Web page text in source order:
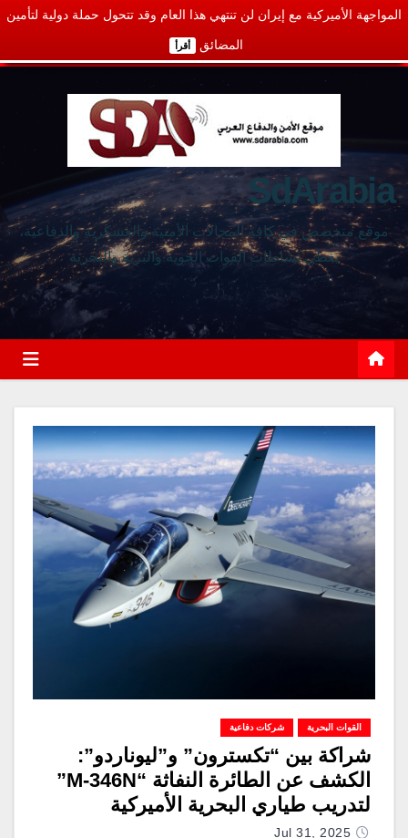
المواجهة الأميركية مع إيران لن تنتهي هذا العام وقد تتحول حملة دولية لتأمين
المضائق أقرأ
SdArabia
موقع متخصص في كافة المجالات الأمنية والعسكرية والدفاعية،
يغطي نشاطات القوات الجوية والبرية والبحرية
القوات البحرية شركات دفاعية
شراكة بين “تكسترون” و”ليوناردو”:
الكشف عن الطائرة النفاثة “M-346N”
لتدريب طياري البحرية الأميركية
Jul 31, 2025